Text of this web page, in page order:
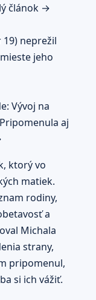
článok →
19) neprežil
jeho
Vývoj na
aj
ktorý vo
matiek.
rodiny,
a
Michala
strany,
pripomenul,
si ich vážiť.